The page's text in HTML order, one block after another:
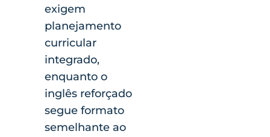
exigem
planejamento
curricular
integrado,
enquanto o
inglês reforçado
segue formato
semelhante ao